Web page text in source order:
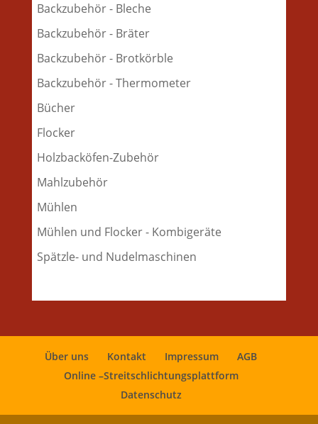
Backzubehör - Bleche
Backzubehör - Bräter
Backzubehör - Brotkörble
Backzubehör - Thermometer
Bücher
Flocker
Holzbacköfen-Zubehör
Mahlzubehör
Mühlen
Mühlen und Flocker - Kombigeräte
Spätzle- und Nudelmaschinen
Über uns Kontakt Impressum
AGB
Online –Streitschlichtungsplattform
Datenschutz